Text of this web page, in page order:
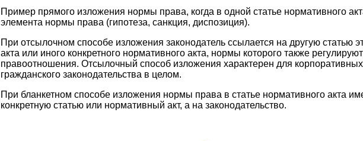
Пример прямого изложения нормы права, когда в одной статье нормативного
элемента нормы права (гипотеза, санкция, диспозиция).
При отсылочном способе изложения законодатель ссылается на другую статью
акта или иного конкретного нормативного акта, нормы которого также
правоотношения. Отсылочный способ изложения характерен для
гражданского законодательства в целом.
При бланкетном способе изложения нормы права в статье нормативного акта
конкретную статью или нормативный акт, а на законодательство.